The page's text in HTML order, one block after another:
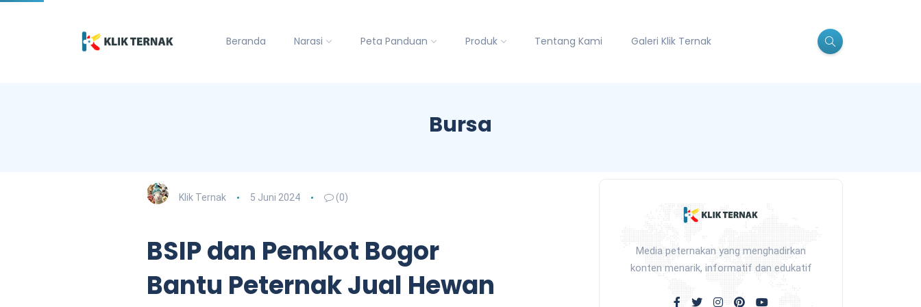
Beranda Narasi Peta Panduan Produk Tentang Kami Galeri Klik Ternak
Bursa
Klik Ternak 5 Juni 2024 (0)
BSIP dan Pemkot Bogor
Bantu Peternak Jual Hewan
Media peternakan yang menghadirkan
konten menarik, informatif dan edukatif